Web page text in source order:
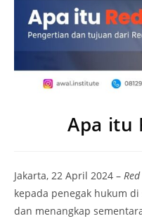
Apa itu
Jakarta, 22 April 2024 –
kepada penegak hukum
dan menangkap